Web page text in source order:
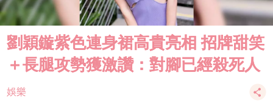
劉穎鏇紫色連身裙高貴亮相 招牌甜笑
＋長腿攻勢獲激讚：對腳已經殺死人
娛樂